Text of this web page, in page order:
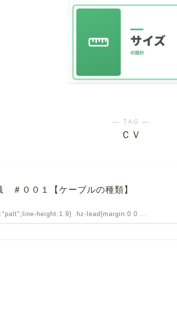
― TAG ―
ＣＶ
＃００１【ケーブルの種類】
height:1.9} .hz-lead{margin:0 0 …